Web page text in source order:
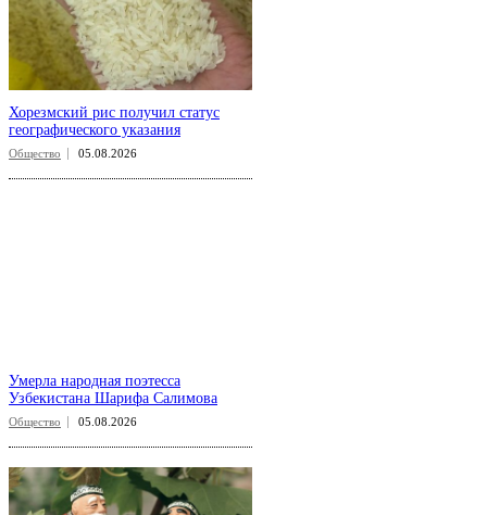
Хорезмский рис получил статус
географического указания
Общество 05.08.2026
Умерла народная поэтесса
Узбекистана Шарифа Салимова
Общество 05.08.2026